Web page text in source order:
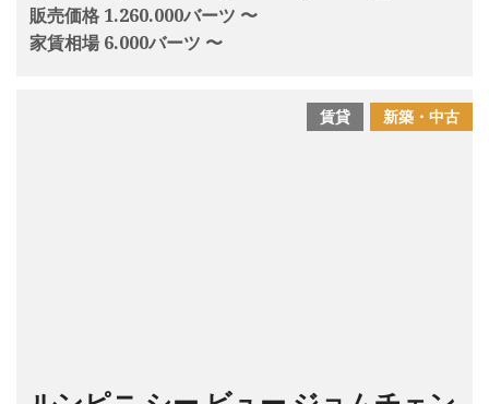
販売価格 1.260.000バーツ 〜
家賃相場 6.000バーツ 〜
新築・中古
賃貸